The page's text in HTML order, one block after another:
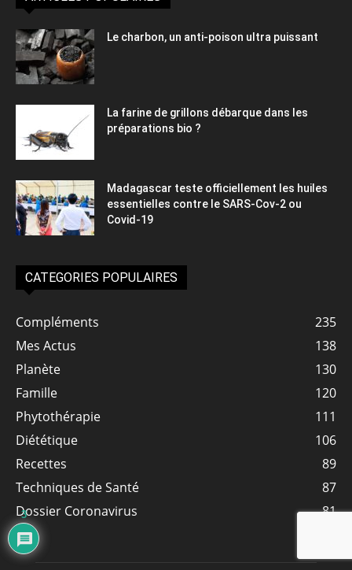
Le charbon, un anti-poison ultra puissant
La farine de grillons débarque dans les
préparations bio ?
Madagascar teste officiellement les huiles
essentielles contre le SARS-Cov-2 ou
Covid-19
CATEGORIES POPULAIRES
Compléments
235
Mes Actus
138
Planète
130
Famille
120
Phytothérapie
111
Diététique
106
Recettes
89
Techniques de Santé
87
Dossier Coronavirus
81
3